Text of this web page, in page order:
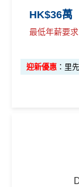
到$6=1里
日常PayMe
1！！！無
積分無限期
iBanking繳
HK$36萬
最低年薪要求
迎新優惠 ：里
飾及醫療服